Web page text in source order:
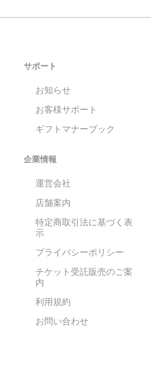
サポート
お知らせ
お客様サポート
ギフトマナーブック
企業情報
運営会社
店舗案内
特定商取引法に基づく表
示
プライバシーポリシー
チケット受託販売のご案
内
利用規約
お問い合わせ